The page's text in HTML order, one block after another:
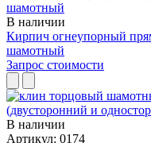
В наличии
Кирпич огнеупорный
шамотный
Запрос стоимости
В наличии
Артикул: 0174